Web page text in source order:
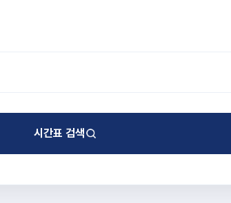
시간표 검색